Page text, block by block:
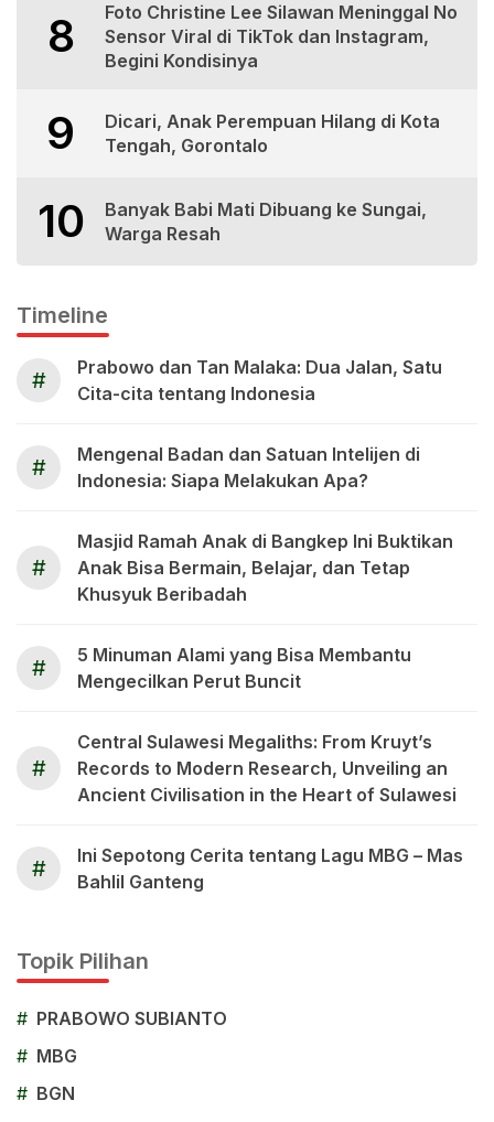
8
Foto Christine Lee Silawan Meninggal No
Sensor Viral di TikTok dan Instagram,
Begini Kondisinya
9
Dicari, Anak Perempuan Hilang di Kota
Tengah, Gorontalo
10
Banyak Babi Mati Dibuang ke Sungai,
Warga Resah
Timeline
#
Prabowo dan Tan Malaka: Dua Jalan, Satu
Cita-cita tentang Indonesia
#
Mengenal Badan dan Satuan Intelijen di
Indonesia: Siapa Melakukan Apa?
#
Masjid Ramah Anak di Bangkep Ini Buktikan
Anak Bisa Bermain, Belajar, dan Tetap
Khusyuk Beribadah
#
5 Minuman Alami yang Bisa Membantu
Mengecilkan Perut Buncit
#
Central Sulawesi Megaliths: From Kruyt’s
Records to Modern Research, Unveiling an
Ancient Civilisation in the Heart of Sulawesi
#
Ini Sepotong Cerita tentang Lagu MBG – Mas
Bahlil Ganteng
Topik Pilihan
# PRABOWO SUBIANTO
# MBG
# BGN